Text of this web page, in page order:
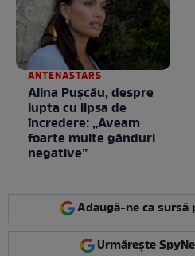
ANTENASTARS
Alina Pușcău, despre
lupta cu lipsa de
încredere: „Aveam
foarte multe gânduri
negative”
Adaugă-ne ca sursă
Urmărește